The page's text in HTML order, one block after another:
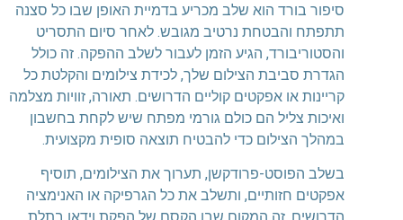
סיפור בורד הוא שלב מכריע בדמיית האופן שבו כל סצנה
תתפתח והבטחת נרטיב מגובש. לאחר סיום התסריט
והסטוריבורד, הגיע הזמן לעבור לשלב ההפקה. זה כולל
הגדרת סביבת הצילום שלך, לכידת צילומים והקלטת כל
קריינות או אפקטים קוליים הדרושים. תאורה, זוויות מצלמה
ואיכות צליל הם כולם גורמי מפתח שיש לקחת בחשבון
במהלך הצילום כדי להבטיח תוצאה סופית מקצועית.
בשלב הפוסט-פרודקשן, תערוך את הצילומים, תוסיף
אפקטים חזותיים, ותשלב את כל הגרפיקה או האנימציה